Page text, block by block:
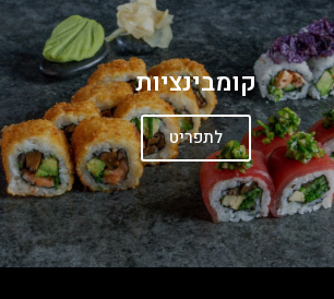
קומבינציות
לתפריט